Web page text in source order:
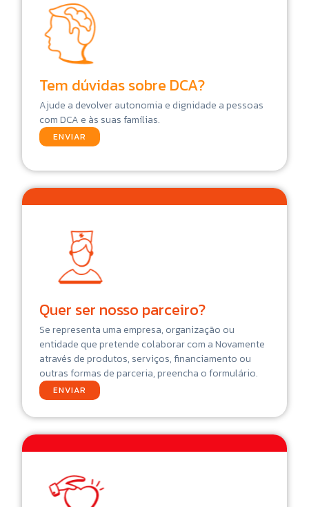
Tem dúvidas sobre DCA?
Ajude a devolver autonomia e dignidade a pessoas
com DCA e às suas famílias.
ENVIAR
Quer ser nosso parceiro?
Se representa uma empresa, organização ou
entidade que pretende colaborar com a Novamente
através de produtos, serviços, financiamento ou
outras formas de parceria, preencha o formulário.
ENVIAR